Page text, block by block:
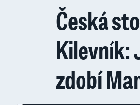
Česká
Kilevník:
zdobí